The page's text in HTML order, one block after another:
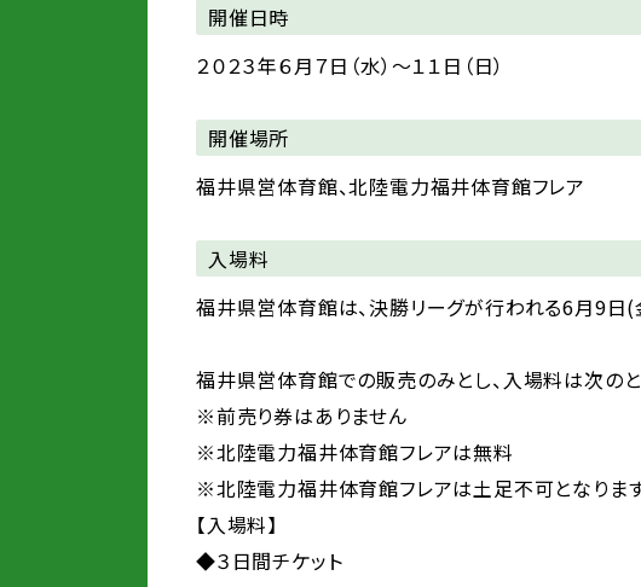
開催日時
２０２３年６月７日（水）～１１日（日）
開催場所
福井県営体育館、北陸電力福井体育館フレア
入場料
福井県営体育館は、決勝リーグが行われる6月9日
福井県営体育館での販売のみとし、入場料は次のと
※前売り券はありません
※北陸電力福井体育館フレアは無料
※北陸電力福井体育館フレアは土足不可となりま
【入場料】
◆３日間チケット